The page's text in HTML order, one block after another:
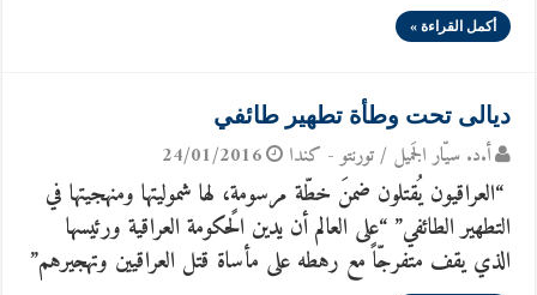
أكمل القراءة »
ديالى تحت وطأة تطهير طائفي
أ.د. سيّار الجَميل / تورنتو - كندا 24/01/2016
“العراقيون يُقتلون ضمنَ خطّة مرسومةٍ، لها شموليتها ومنهجيتها في
التطهير الطائفي” “على العالم أن يدين الحكومة العراقية ورئيسها
الذي يقف متفرجّاً مع رهطه على مأساة قتل العراقيين وتهجيرهم”